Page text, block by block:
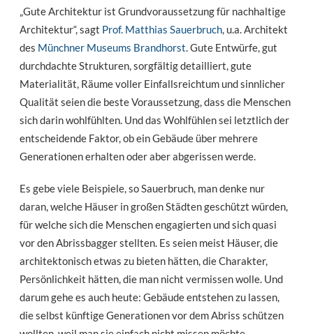
„Gute Architektur ist Grundvoraussetzung für nachhaltige
Architektur“, sagt Prof. Matthias Sauerbruch, u.a. Architekt
des Münchner Museums Brandhorst. Gute Entwürfe, gut
durchdachte Strukturen, sorgfältig detailliert, gute
Materialität, Räume voller Einfallsreichtum und sinnlicher
Qualität seien die beste Voraussetzung, dass die Menschen
sich darin wohlfühlten. Und das Wohlfühlen sei letztlich der
entscheidende Faktor, ob ein Gebäude über mehrere
Generationen erhalten oder aber abgerissen werde.
Es gebe viele Beispiele, so Sauerbruch, man denke nur
daran, welche Häuser in großen Städten geschützt würden,
für welche sich die Menschen engagierten und sich quasi
vor den Abrissbagger stellten. Es seien meist Häuser, die
architektonisch etwas zu bieten hätten, die Charakter,
Persönlichkeit hätten, die man nicht vermissen wolle. Und
darum gehe es auch heute: Gebäude entstehen zu lassen,
die selbst künftige Generationen vor dem Abriss schützen